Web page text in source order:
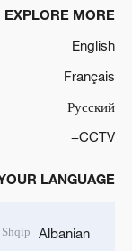
EXPLORE MORE
English
Français
Русский
CCTV+
LANGUAGE
Albanian
Shqip